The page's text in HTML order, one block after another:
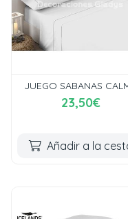
JUEGO SABANAS
23,50€
Añadir a la